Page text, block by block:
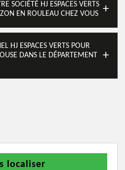
SOCIÉTÉ HJ ESPACES VERTS
EN ROULEAU CHEZ VOUS
HJ ESPACES VERTS POUR
DANS LE DÉPARTEMENT
localiser